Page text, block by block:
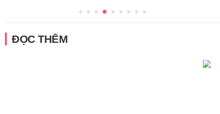
ĐỌC THÊM